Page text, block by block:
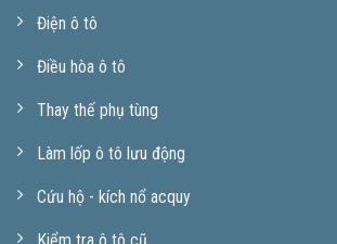
Điện ô tô
Điều hòa ô tô
Thay thế phụ tùng
Làm lốp ô tô lưu động
Cứu hộ - kích nổ acquy